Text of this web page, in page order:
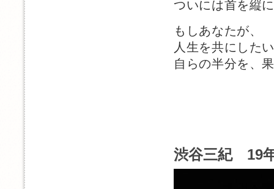
ついには首を縦
もしあなたが、
人生を共にした
自らの半分を、
渋谷三紀 19